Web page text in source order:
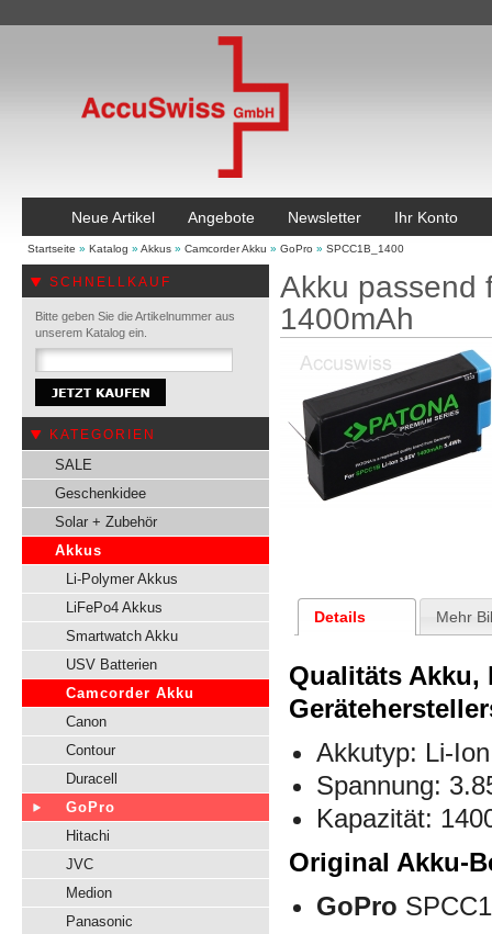
Neue Artikel Angebote Newsletter Ihr Konto
Startseite » Katalog » Akkus » Camcorder Akku » GoPro » SPCC1B_1400
SCHNELLKAUF
Bitte geben Sie die Artikelnummer aus
unserem Katalog ein.
KATEGORIEN
SALE
Geschenkidee
Solar + Zubehör
Akkus
Li-Polymer Akkus
LiFePo4 Akkus
Smartwatch Akku
USV Batterien
Camcorder Akku
Canon
Contour
Duracell
GoPro
Hitachi
JVC
Medion
Panasonic
Akku passend
1400mAh
Details Mehr
Qualitäts Akku,
Akkutyp: Li-Ion
Spannung:
Kapazität:
Original Akku-
GoPro